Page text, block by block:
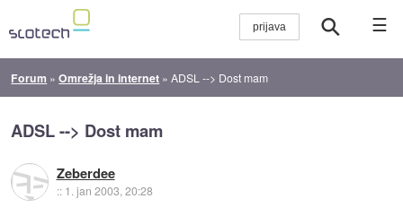
☰
Forum »Omrežja in internet »ADSL --> Dost mam
ADSL --> Dost mam
Zeberdee
:: 1. jan 2003, 20:28